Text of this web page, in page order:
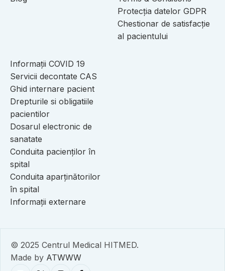
Protecția datelor GDPR
Chestionar de satisfacție
al pacientului
Informații COVID 19
Servicii decontate CAS
Ghid internare pacient
Drepturile si obligatiile
pacientilor
Dosarul electronic de
sanatate
Conduita pacienților în
spital
Conduita aparținătorilor
în spital
Informații externare
© 2025 Centrul Medical HITMED.
Made by ATWWW